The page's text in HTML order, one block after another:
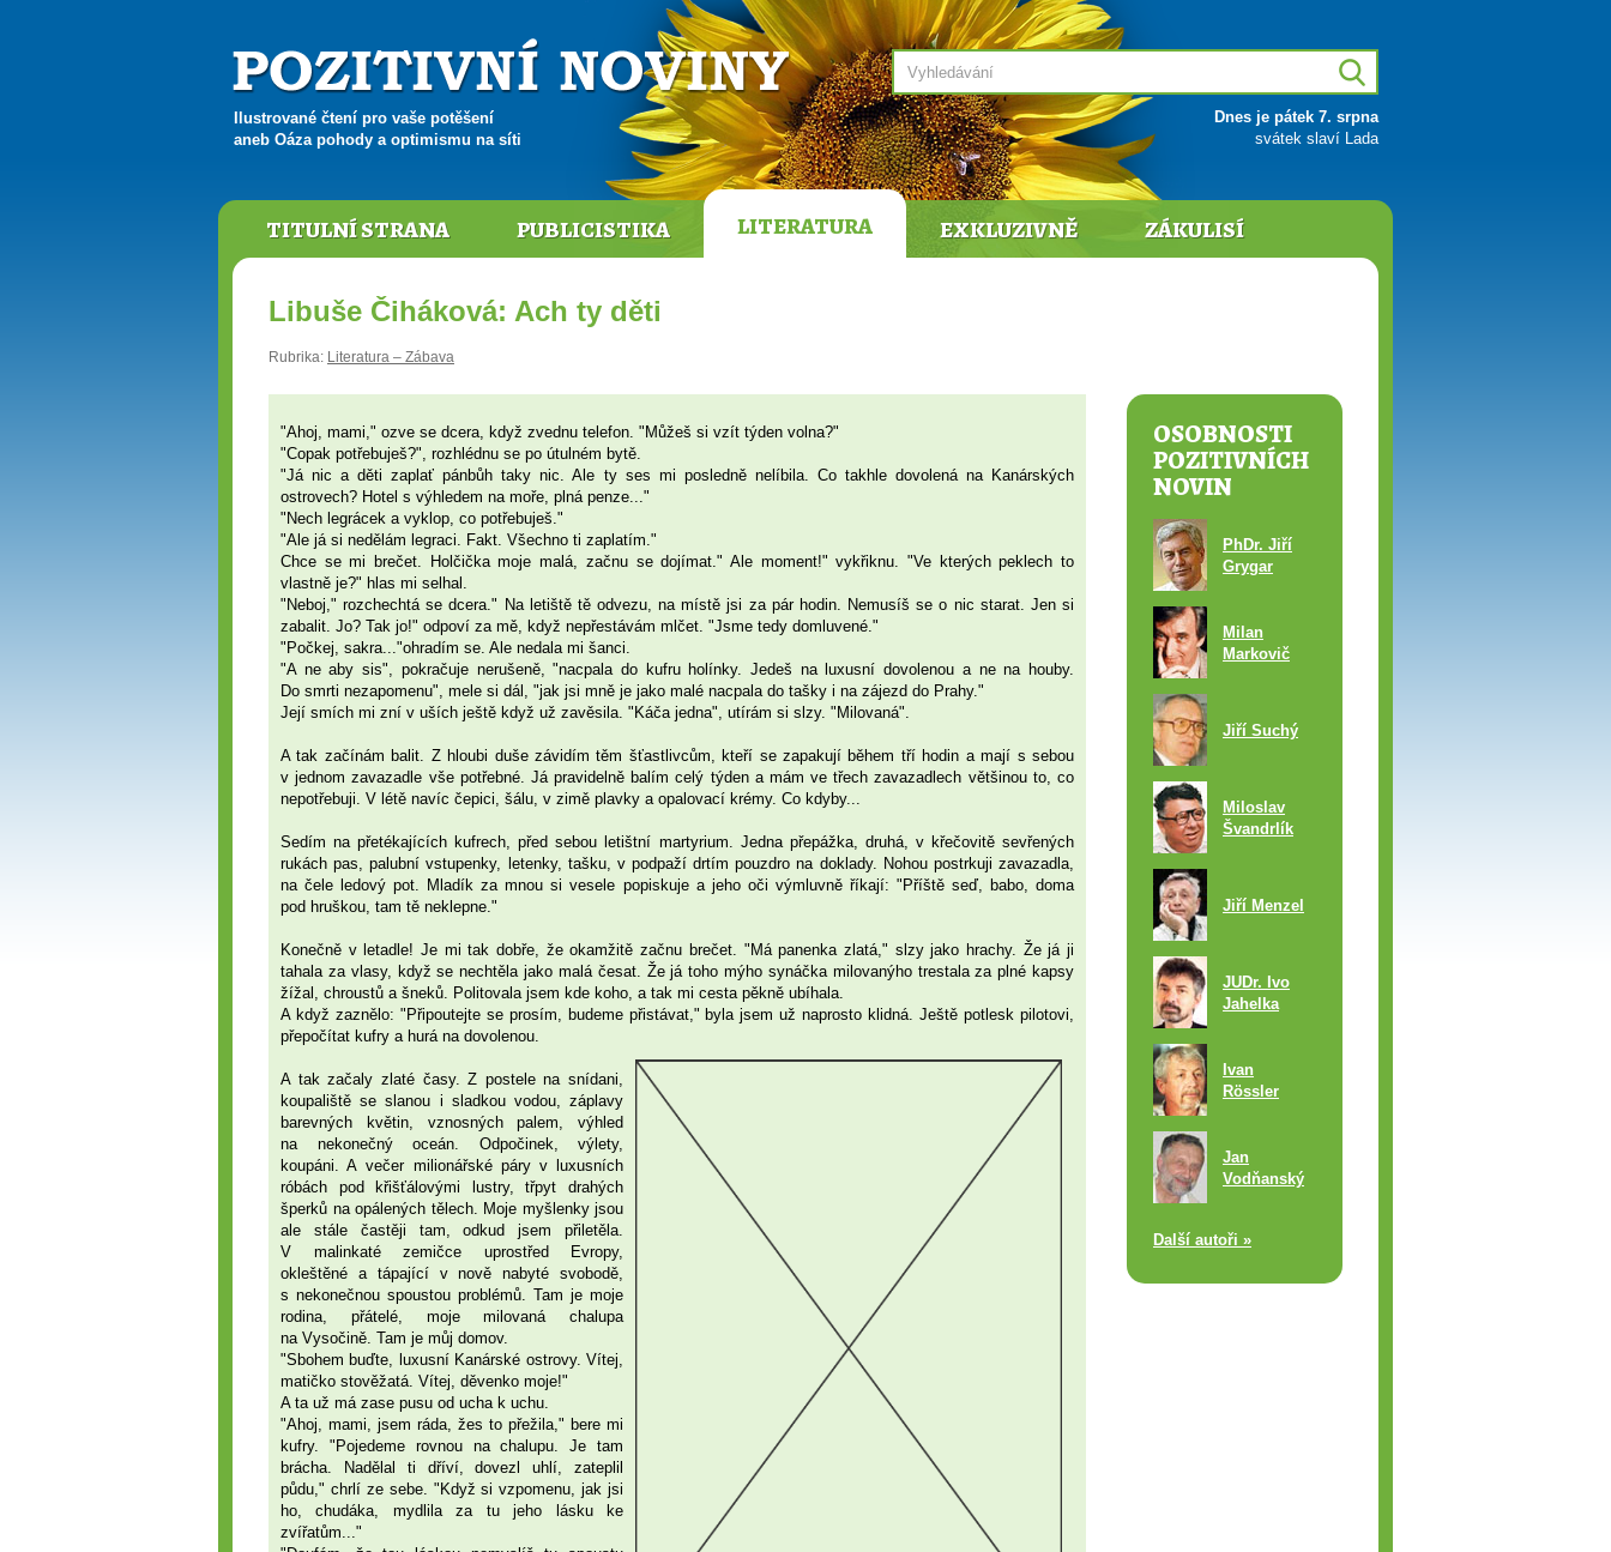
Ilustrované čtení pro vaše potěšení
aneb Oáza pohody a optimismu na síti
Dnes je pátek 7. srpna
svátek slaví Lada
TITULNÍ STRANA PUBLICISTIKA LITERATURA EXKLUZIVNĚ ZÁKULISÍ
Libuše Čiháková: Ach ty děti
Rubrika: Literatura – Zábava
"Ahoj, mami," ozve se dcera, když zvednu telefon. "Můžeš si vzít týden volna?"
"Copak potřebuješ?", rozhlédnu se po útulném bytě.
"Já nic a děti zaplať pánbůh taky nic. Ale ty ses mi posledně nelíbila. Co takhle dovolená na Kanárských
ostrovech? Hotel s výhledem na moře, plná penze..."
"Nech legrácek a vyklop, co potřebuješ."
"Ale já si nedělám legraci. Fakt. Všechno ti zaplatím."
Chce se mi brečet. Holčička moje malá, začnu se dojímat." Ale moment!" vykřiknu. "Ve kterých peklech to
vlastně je?" hlas mi selhal.
"Neboj," rozchechtá se dcera." Na letiště tě odvezu, na místě jsi za pár hodin. Nemusíš se o nic starat. Jen si
zabalit. Jo? Tak jo!" odpoví za mě, když nepřestávám mlčet. "Jsme tedy domluvené."
"Počkej, sakra..."ohradím se. Ale nedala mi šanci.
"A ne aby sis", pokračuje nerušeně, "nacpala do kufru holínky. Jedeš na luxusní dovolenou a ne na houby.
Do smrti nezapomenu", mele si dál, "jak jsi mně je jako malé nacpala do tašky i na zájezd do Prahy."
Její smích mi zní v uších ještě když už zavěsila. "Káča jedna", utírám si slzy. "Milovaná".
A tak začínám balit. Z hloubi duše závidím těm šťastlivcům, kteří se zapakují během tří hodin a mají s sebou
v jednom zavazadle vše potřebné. Já pravidelně balím celý týden a mám ve třech zavazadlech většinou to, co
nepotřebuji. V létě navíc čepici, šálu, v zimě plavky a opalovací krémy. Co kdyby...
Sedím na přetékajících kufrech, před sebou letištní martyrium. Jedna přepážka, druhá, v křečovitě sevřených
rukách pas, palubní vstupenky, letenky, tašku, v podpaží drtím pouzdro na doklady. Nohou postrkuji zavazadla,
na čele ledový pot. Mladík za mnou si vesele popiskuje a jeho oči výmluvně říkají: "Příště seď, babo, doma
pod hruškou, tam tě neklepne."
Konečně v letadle! Je mi tak dobře, že okamžitě začnu brečet. "Má panenka zlatá," slzy jako hrachy. Že já ji
tahala za vlasy, když se nechtěla jako malá česat. Že já toho mýho synáčka milovanýho trestala za plné kapsy
žížal, chroustů a šneků. Politovala jsem kde koho, a tak mi cesta pěkně ubíhala.
A když zaznělo: "Připoutejte se prosím, budeme přistávat," byla jsem už naprosto klidná. Ještě potlesk pilotovi,
přepočítat kufry a hurá na dovolenou.
A tak začaly zlaté časy. Z postele na snídani,
koupaliště se slanou i sladkou vodou, záplavy
barevných květin, vznosných palem, výhled
na nekonečný oceán. Odpočinek, výlety,
koupáni. A večer milionářské páry v luxusních
róbách pod křišťálovými lustry, třpyt drahých
šperků na opálených tělech. Moje myšlenky jsou
ale stále častěji tam, odkud jsem přiletěla.
V malinkaté zemičce uprostřed Evropy,
okleštěné a tápající v nově nabyté svobodě,
s nekonečnou spoustou problémů. Tam je moje
rodina, přátelé, moje milovaná chalupa
na Vysočině. Tam je můj domov.
"Sbohem buďte, luxusní Kanárské ostrovy. Vítej,
matičko stověžatá. Vítej, děvenko moje!"
A ta už má zase pusu od ucha k uchu.
"Ahoj, mami, jsem ráda, žes to přežila," bere mi
kufry. "Pojedeme rovnou na chalupu. Je tam
brácha. Nadělal ti dříví, dovezl uhlí, zateplil
půdu," chrlí ze sebe. "Když si vzpomenu, jak jsi
ho, chudáka, mydlila za tu jeho lásku ke
zvířatům..."
OSOBNOSTI
POZITIVNÍCH
NOVIN
PhDr. Jiří
Grygar
Milan
Markovič
Jiří Suchý
Miloslav
Švandrlík
Jiří Menzel
JUDr. Ivo
Jahelka
Ivan
Rössler
Jan
Vodňanský
Další autoři »